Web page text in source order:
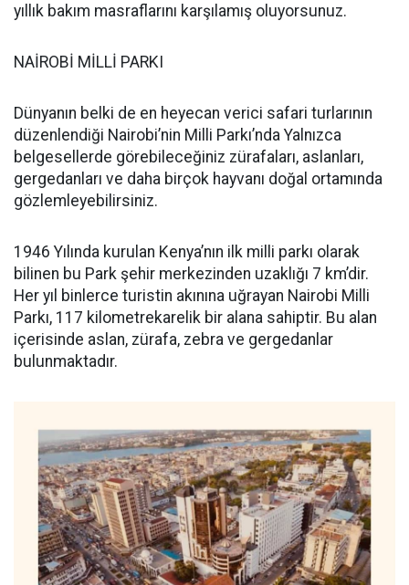
yıllık bakım masraflarını karşılamış oluyorsunuz.
NAİROBİ MİLLİ PARKI
Dünyanın belki de en heyecan verici safari turlarının
düzenlendiği Nairobi’nin Milli Parkı’nda Yalnızca
belgesellerde görebileceğiniz zürafaları, aslanları,
gergedanları ve daha birçok hayvanı doğal ortamında
gözlemleyebilirsiniz.
1946 Yılında kurulan Kenya’nın ilk milli parkı olarak
bilinen bu Park şehir merkezinden uzaklığı 7 km’dir.
Her yıl binlerce turistin akınına uğrayan Nairobi Milli
Parkı, 117 kilometrekarelik bir alana sahiptir. Bu alan
içerisinde aslan, zürafa, zebra ve gergedanlar
bulunmaktadır.